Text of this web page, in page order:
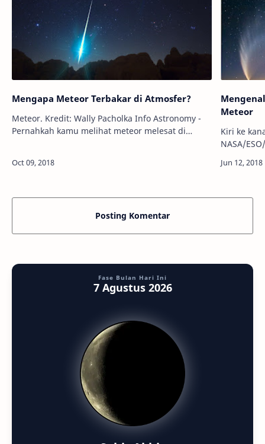
Mengapa Meteor Terbakar di Atmosfer?
Meteor. Kredit: Wally Pacholka Info Astronomy -
Pernahkah kamu melihat meteor melesat di
Meteor
Kiri ke
NASA/ESO/Flickr Info
Walaupun
Posting Komentar
Fase Bulan Hari Ini
7 Agustus 2026